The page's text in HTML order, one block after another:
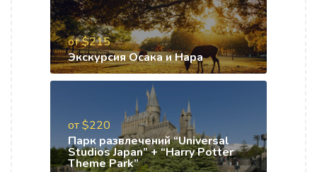
от $215
Экскурсия Осака и Нара
от $220
Парк развлечений “Universal
Studios Japan” + “Harry Potter
Theme Park”